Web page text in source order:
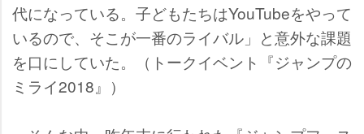
代になっている。子どもたちはYouTubeをやって
いるので、そこが一番のライバル」と意外な課題
を口にしていた。（トークイベント『ジャンプの
ミライ2018』）